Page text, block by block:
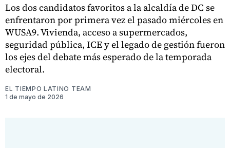
Los dos candidatos favoritos a la alcaldía de DC se
enfrentaron por primera vez el pasado miércoles en
WUSA9. Vivienda, acceso a supermercados,
seguridad pública, ICE y el legado de gestión fueron
los ejes del debate más esperado de la temporada
electoral.
EL TIEMPO LATINO TEAM
1 de mayo de 2026